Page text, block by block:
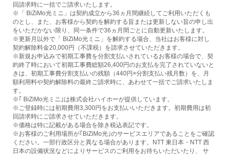
回請求時に一括でご請求いたします。
※「 BiZiMo光ミニ」は契約成立から36ヵ月間継続してご利用いただくも
のとし、また、お客様から契約を解約する旨または更新しない旨の申し出
をいただかない限り、同一条件で36ヵ月間ごとに自動更新いたします。
※更新月以外で「 BiZiMo光ミニ」を解約する場合、当社はお客様に対し
契約解除料金20,000円（不課税）を請求させていただきます。
※新規お申込みで初期工事費を分割支払いされているお客様の場合で、契
約終了時において初期工事費総額26,400円のお支払を完了されていないと
きは、初期工事費分割支払いの残額（440円×分割支払い残月数）を、月
額利用料や契約解除料の最終ご請求時に、あわせて一括でご請求いたしま
す。
※｢ BiZiMo光ミニ｣は株式会社ハイホーが提供しています。
※ご登録時には初期費用3,300円をお支払いいただきます。初期費用は初
回請求時にご請求させていただきます。
※価格は特に記載がある場合を除き税込表記です。
※お客様のご利用場所が｢BiZiMo光｣のサービスエリアであることをご確認
ください。一部行政区分と異なる場合があります。NTT 東日本・NTT 西
日本の設備状況などによりサービスのご利用をお待ちいただいたり、 サ